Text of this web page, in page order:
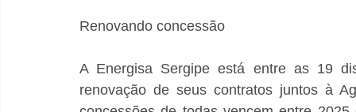
Renovando concessão
A Energisa Sergipe está entre as 19
renovação de seus contratos juntos à